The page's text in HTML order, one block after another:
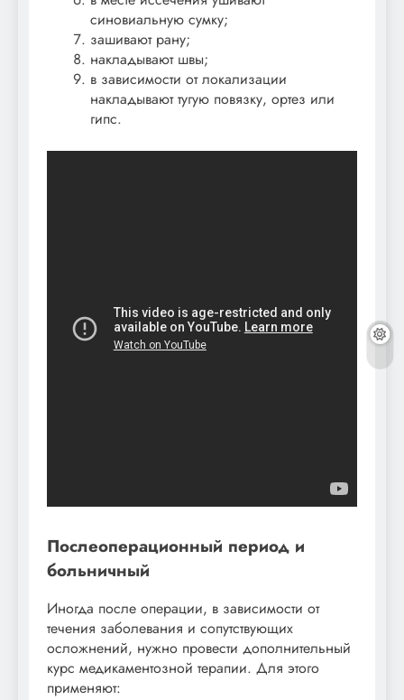
синовиальную сумку;
зашивают рану;
накладывают швы;
в зависимости от локализации
накладывают тугую повязку, ортез или
гипс.
Послеоперационный период и
больничный
Иногда после операции, в зависимости от
течения заболевания и сопутствующих
осложнений, нужно провести дополнительный
курс медикаментозной терапии. Для этого
применяют: